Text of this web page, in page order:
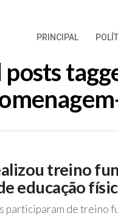
PRINCIPAL
posts
treino
educação
participaram de treino